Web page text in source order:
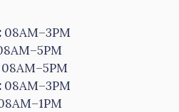
08AM–3PM
08AM–5PM
08AM–3PM